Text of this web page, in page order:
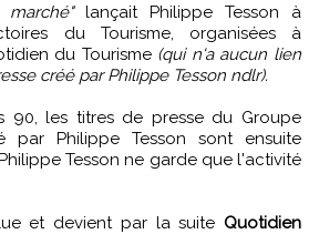
lançait Philippe Tesson à
du Tourisme, organisées à
du Tourisme (qui n'a aucun lien
créé par Philippe Tesson ndlr).
90, les titres de presse du Groupe
par Philippe Tesson sont ensuite
Tesson ne garde que l'activité
et devient par la suite Quotidien